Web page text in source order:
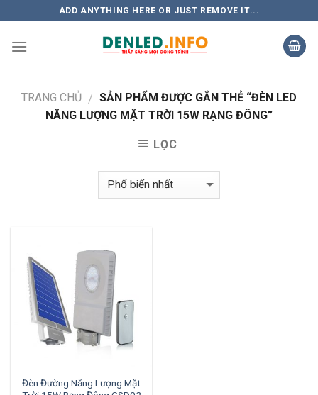
to
content
ADD ANYTHING HERE OR JUST REMOVE IT...
TRANG CHỦ / SẢN PHẨM ĐƯỢC GẮN THẺ “ĐÈN LED
NĂNG LƯỢNG MẶT TRỜI 15W RẠNG ĐÔNG”
LỌC
Đèn Đường Năng Lượng Mặt